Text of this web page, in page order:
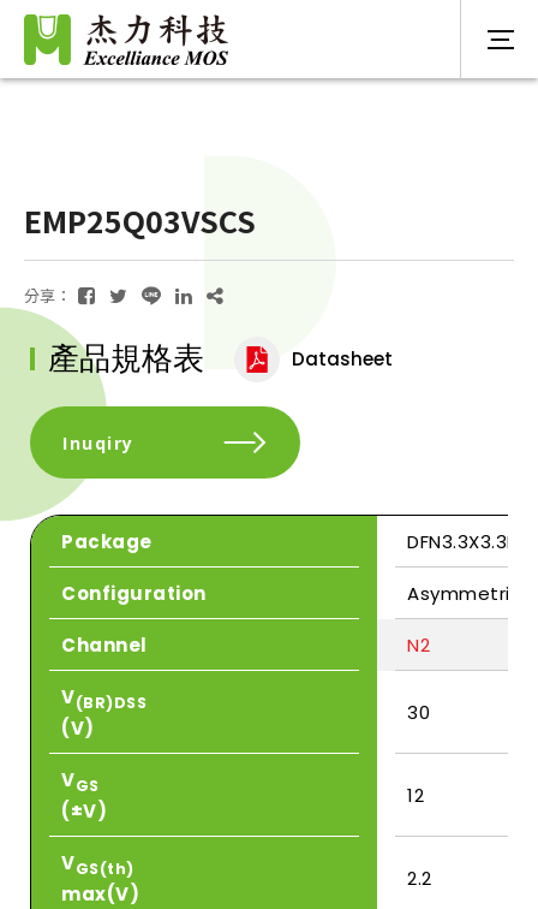
EMP25Q03VSCS
分享：
產品規格表 Datasheet
Inuqiry
Package
Configuration Asymmetric
Channel N2
V(BR)DSS
(V)
30
VGS
(±V)
12
VGS(th)
max(V)
2.2